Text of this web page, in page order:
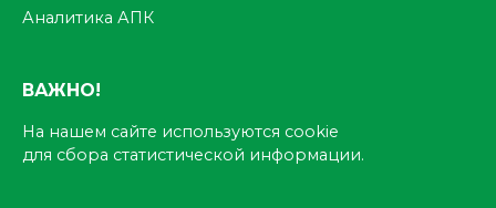
Аналитика АПК
ВАЖНО!
На нашем сайте используются cookie
для сбора статистической информации.